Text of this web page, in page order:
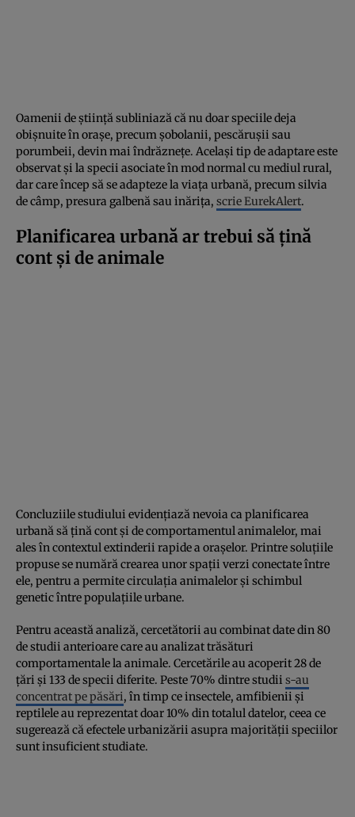
Oamenii de știință subliniază că nu doar speciile deja
obișnuite în orașe, precum șobolanii, pescărușii sau
porumbeii, devin mai îndrăznețe. Același tip de adaptare este
observat și la specii asociate în mod normal cu mediul rural,
dar care încep să se adapteze la viața urbană, precum silvia
de câmp, presura galbenă sau inărița, scrie EurekAlert.
Planificarea urbană ar trebui să țină
cont și de animale
Concluziile studiului evidențiază nevoia ca planificarea
urbană să țină cont și de comportamentul animalelor, mai
ales în contextul extinderii rapide a orașelor. Printre soluțiile
propuse se numără crearea unor spații verzi conectate între
ele, pentru a permite circulația animalelor și schimbul
genetic între populațiile urbane.
Pentru această analiză, cercetătorii au combinat date din 80
de studii anterioare care au analizat trăsături
comportamentale la animale. Cercetările au acoperit 28 de
țări și 133 de specii diferite. Peste 70% dintre studii s-au
concentrat pe păsări, în timp ce insectele, amfibienii și
reptilele au reprezentat doar 10% din totalul datelor, ceea ce
sugerează că efectele urbanizării asupra majorității speciilor
sunt insuficient studiate.